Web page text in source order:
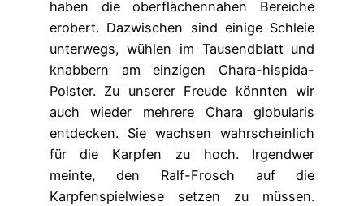
haben die oberflächennahen Bereiche
erobert. Dazwischen sind einige Schleie
unterwegs, wühlen im Tausendblatt und
knabbern am einzigen Chara-hispida-
Polster. Zu unserer Freude könnten wir
auch wieder mehrere Chara globularis
entdecken. Sie wachsen wahrscheinlich
für die Karpfen zu hoch. Irgendwer
meinte, den Ralf-Frosch auf die
Karpfenspielwiese setzen zu müssen.